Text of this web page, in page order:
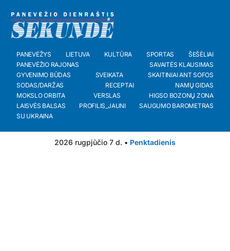
PANEVĖŽYS LIETUVA KULTŪRA SPORTAS
ŠEŠĖLIAI
PANEVĖŽIO RAJONAS
SAVAITĖS KLAUSIMAS
GYVENIMO BŪDAS
SVEIKATA
SKAITINIAI ANT SOFOS
SODAS/DARŽAS
RECEPTAI
NAMŲ GIDAS
MOKSLO ORBITA
VERSLAS
HIGSO BOZONŲ ZONA
LAISVĖS BALSAS
PROFILIS_JAUNI
SAUGUMO BAROMETRAS
SU UKRAINA
2026 rugpjūčio 7 d. • Penktadienis